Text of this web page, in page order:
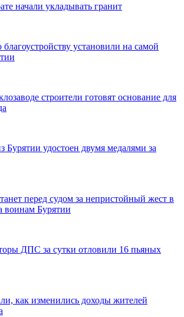
начали укладывать гранит
установили на самой
строители готовят основание для
Бурятии удостоен двумя медалями за
перед судом за непристойный жест в
воинам Бурятии
ДПС за сутки отловили 16 пьяных
как изменились доходы жителей